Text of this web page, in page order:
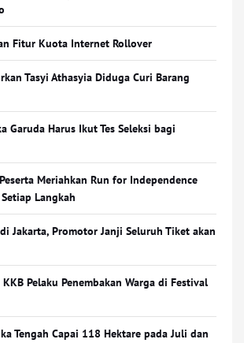
Fitur Kuota Internet Rollover
Tasyi Athasyia Diduga Curi Barang
Garuda Harus Ikut Tes Seleksi bagi
Meriahkan Run for Independence
Langkah
Jakarta, Promotor Janji Seluruh Tiket akan
Pelaku Penembakan Warga di Festival
Tengah Capai 118 Hektare pada Juli dan